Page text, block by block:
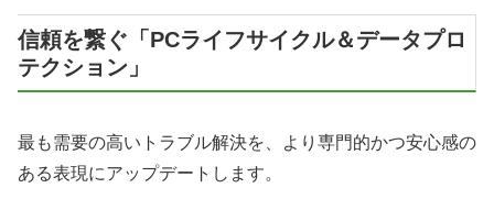
信頼を繋ぐ「PCライフサイクル＆データプロ
テクション」
最も需要の高いトラブル解決を、より専門的かつ安心感の
ある表現にアップデートします。